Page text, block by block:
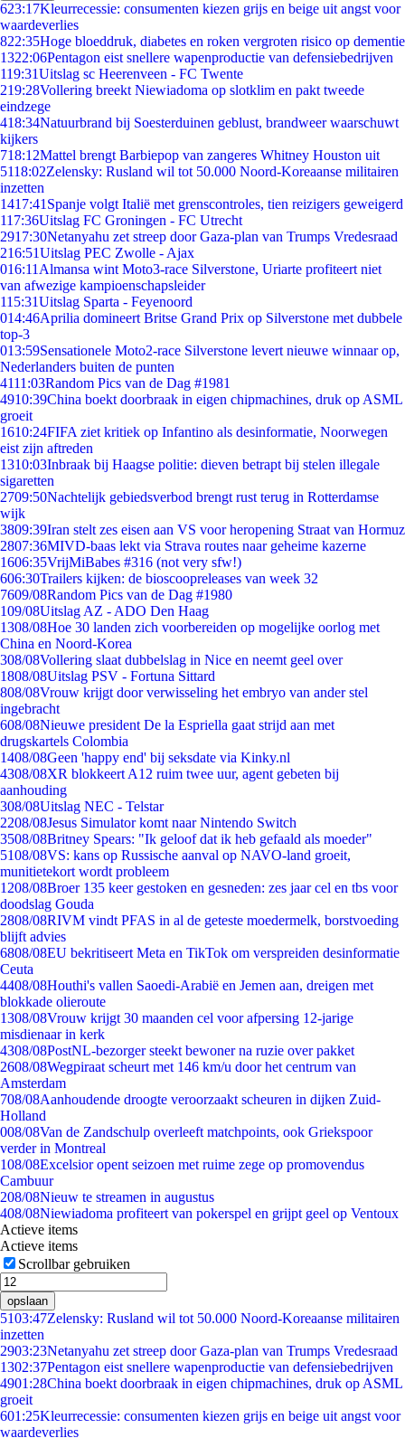
623:17Kleurrecessie: consumenten kiezen grijs en beige uit angst voor
waardeverlies
822:35Hoge bloeddruk, diabetes en roken vergroten risico op dementie
1322:06Pentagon eist snellere wapenproductie van defensiebedrijven
119:31Uitslag sc Heerenveen - FC Twente
219:28Vollering breekt Niewiadoma op slotklim en pakt tweede
eindzege
418:34Natuurbrand bij Soesterduinen geblust, brandweer waarschuwt
kijkers
718:12Mattel brengt Barbiepop van zangeres Whitney Houston uit
5118:02Zelensky: Rusland wil tot 50.000 Noord-Koreaanse militairen
inzetten
1417:41 Spanje volgt Italië met grenscontroles, tien reizigers geweigerd
117:36Uitslag FC Groningen - FC Utrecht
2917:30Netanyahu zet streep door Gaza-plan van Trumps Vredesraad
216:51Uitslag PEC Zwolle - Ajax
016:11 Almansa wint Moto3-race Silverstone, Uriarte profiteert niet
van afwezige kampioenschapsleider
115:31Uitslag Sparta - Feyenoord
014:46Aprilia domineert Britse Grand Prix op Silverstone met dubbele
top-3
013:59Sensationele Moto2-race Silverstone levert nieuwe winnaar op,
Nederlanders buiten de punten
4111:03Random Pics van de Dag #1981
4910:39China boekt doorbraak in eigen chipmachines, druk op ASML
groeit
1610:24FIFA ziet kritiek op Infantino als desinformatie, Noorwegen
eist zijn aftreden
1310:03Inbraak bij Haagse politie: dieven betrapt bij stelen illegale
sigaretten
2709:50Nachtelijk gebiedsverbod brengt rust terug in Rotterdamse
wijk
3809:39Iran stelt zes eisen aan VS voor heropening Straat van Hormuz
2807:36MIVD-baas lekt via Strava routes naar geheime kazerne
1606:35VrijMiBabes #316 (not very sfw!)
606:30Trailers kijken: de bioscoopreleases van week 32
7609/08Random Pics van de Dag #1980
109/08Uitslag AZ - ADO Den Haag
1308/08Hoe 30 landen zich voorbereiden op mogelijke oorlog met
China en Noord-Korea
308/08Vollering slaat dubbelslag in Nice en neemt geel over
1808/08Uitslag PSV - Fortuna Sittard
808/08Vrouw krijgt door verwisseling het embryo van ander stel
ingebracht
608/08Nieuwe president De la Espriella gaat strijd aan met
drugskartels Colombia
1408/08Geen 'happy end' bij seksdate via Kinky.nl
4308/08XR blokkeert A12 ruim twee uur, agent gebeten bij
aanhouding
308/08Uitslag NEC - Telstar
2208/08Jesus Simulator komt naar Nintendo Switch
3508/08Britney Spears: "Ik geloof dat ik heb gefaald als moeder"
5108/08VS: kans op Russische aanval op NAVO-land groeit,
munitietekort wordt probleem
1208/08Broer 135 keer gestoken en gesneden: zes jaar cel en tbs voor
doodslag Gouda
2808/08RIVM vindt PFAS in al de geteste moedermelk, borstvoeding
blijft advies
6808/08EU bekritiseert Meta en TikTok om verspreiden desinformatie
Ceuta
4408/08Houthi's vallen Saoedi-Arabië en Jemen aan, dreigen met
blokkade olieroute
1308/08Vrouw krijgt 30 maanden cel voor afpersing 12-jarige
misdienaar in kerk
4308/08PostNL-bezorger steekt bewoner na ruzie over pakket
2608/08Wegpiraat scheurt met 146 km/u door het centrum van
Amsterdam
708/08Aanhoudende droogte veroorzaakt scheuren in dijken Zuid-
Holland
008/08Van de Zandschulp overleeft matchpoints, ook Griekspoor
verder in Montreal
108/08Excelsior opent seizoen met ruime zege op promovendus
Cambuur
208/08Nieuw te streamen in augustus
408/08Niewiadoma profiteert van pokerspel en grijpt geel op Ventoux
Actieve items
Actieve items
Scrollbar gebruiken
opslaan
5103:47Zelensky: Rusland wil tot 50.000 Noord-Koreaanse militairen
inzetten
2903:23Netanyahu zet streep door Gaza-plan van Trumps Vredesraad
1302:37Pentagon eist snellere wapenproductie van defensiebedrijven
4901:28China boekt doorbraak in eigen chipmachines, druk op ASML
groeit
601:25Kleurrecessie: consumenten kiezen grijs en beige uit angst voor
waardeverlies